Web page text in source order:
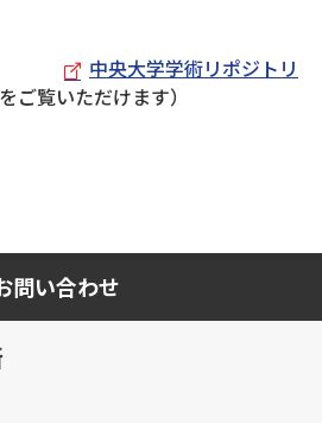
中央大学学術リポジトリ
ご覧いただけます）
問い合わせ